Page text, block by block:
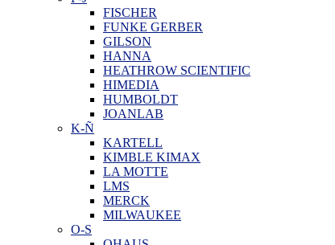
FISCHER
FUNKE GERBER
GILSON
HANNA
HEATHROW SCIENTIFIC
HIMEDIA
HUMBOLDT
JOANLAB
K-Ñ
KARTELL
KIMBLE KIMAX
LA MOTTE
LMS
MERCK
MILWAUKEE
O-S